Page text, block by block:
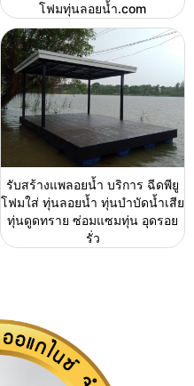
โฟมทุ่นลอยน้ำ.com
รับสร้างแพลอยน้ำ บริการ ฉีดพียู
โฟมใส่ ทุ่นลอยน้ำ ทุ่นบำบัดน้ำเสีย
ทุ่นดูดทราย ซ่อมแซมทุ่น อุดรอย
รั่ว